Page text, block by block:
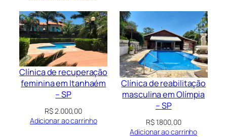
Clínica de recuperação
feminina em Itanhaém
– SP
R$2.000,00
Adicionar ao carrinho
Clínica de reabilitação
masculina em Olímpia
– SP
R$1.800,00
Adicionar ao carrinho